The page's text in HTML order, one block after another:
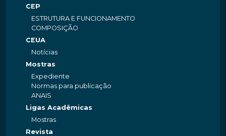
CEP
ESTRUTURA E FUNCIONAMENTO
COMPOSIÇÃO
CEUA
Notícias
Mostras
Expediente
Normas para publicação
ANAIS
Ligas Acadêmicas
Mostras
Revista